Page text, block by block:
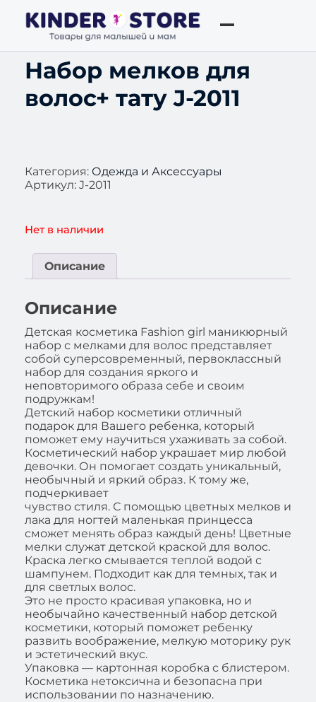
Набор мелков для
волос+ тату J-2011
Категория: Одежда и Аксессуары
Артикул: J-2011
Нет в наличии
Описание
Описание
Детская косметика Fashion girl маникюрный
набор с мелками для волос представляет
собой суперсовременный, первоклассный
набор для создания яркого и
неповторимого образа себе и своим
подружкам!
Детский набор косметики отличный
подарок для Вашего ребенка, который
поможет ему научиться ухаживать за собой.
Косметический набор украшает мир любой
девочки. Он помогает создать уникальный,
необычный и яркий образ. К тому же,
подчеркивает
чувство стиля. С помощью цветных мелков и
лака для ногтей маленькая принцесса
сможет менять образ каждый день! Цветные
мелки служат детской краской для волос.
Краска легко смывается теплой водой с
шампунем. Подходит как для темных, так и
для светлых волос.
Это не просто красивая упаковка, но и
необычайно качественный набор детской
косметики, который поможет ребенку
развить воображение, мелкую моторику рук
и эстетический вкус.
Упаковка — картонная коробка с блистером.
Косметика нетоксична и безопасна при
использовании по назначению.